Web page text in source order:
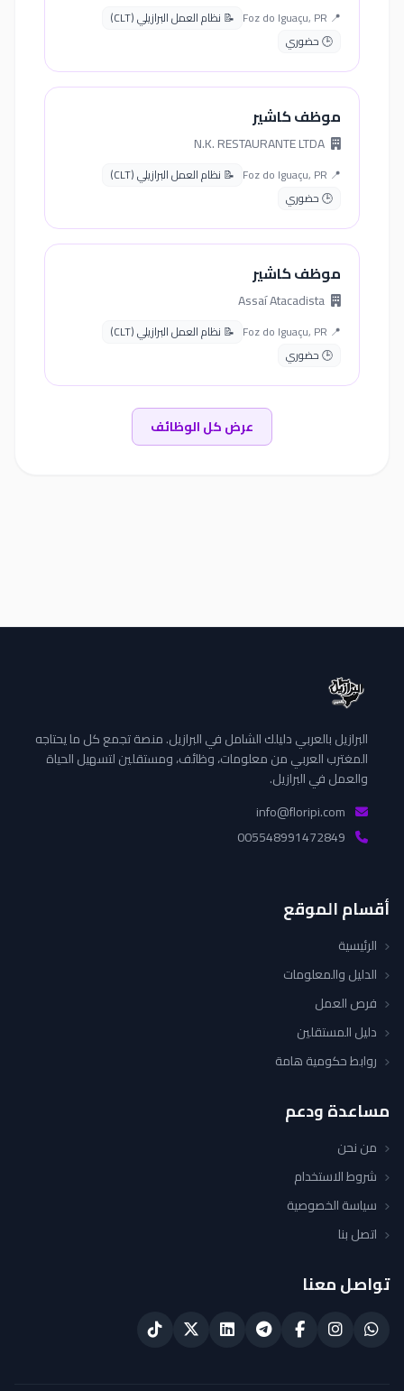
📍 Foz do Iguaçu, PR
📝 نظام العمل البرازيلي (CLT)
🕒 حضوري
موظف كاشير
📍 Foz do Iguaçu, PR
📝 نظام العمل البرازيلي (CLT)
🕒 حضوري
موظف كاشير
📍 Foz do Iguaçu, PR
📝 نظام العمل البرازيلي (CLT)
🕒 حضوري
عرض كل الوظائف
البرازيل بالعربي دليلك الشامل في البرازيل. منصة تجمع كل ما يحتاجه
المغترب العربي من معلومات، وظائف، ومستقلين لتسهيل الحياة
والعمل في البرازيل.
أقسام الموقع
الرئيسية
الدليل والمعلومات
فرص العمل
دليل المستقلين
روابط حكومية هامة
مساعدة ودعم
من نحن
شروط الاستخدام
سياسة الخصوصية
اتصل بنا
تواصل معنا